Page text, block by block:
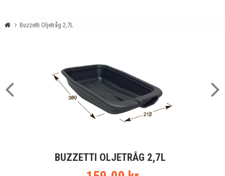
Buzzetti Oljetråg 2,7L
BUZZETTI OLJETRÅG 2,7L